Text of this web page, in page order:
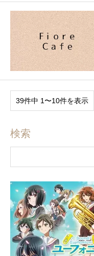
39件中 1〜10件を表示
検索